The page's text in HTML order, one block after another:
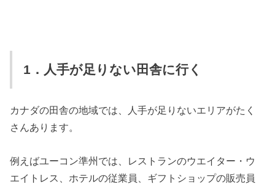
1．人手が足りない田舎に行く
カナダの田舎の地域では、人手が足りないエリアがたく
さんあります。
例えばユーコン準州では、レストランのウエイター・ウ
エイトレス、ホテルの従業員、ギフトショップの販売員